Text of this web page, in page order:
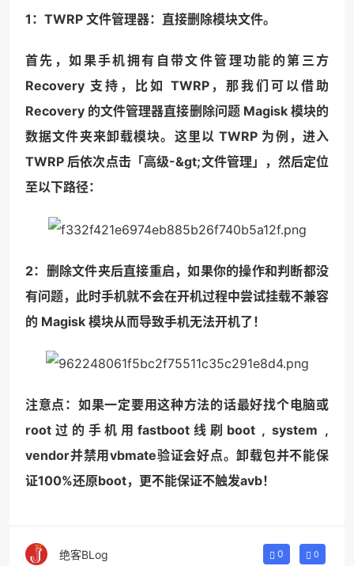
1：TWRP 文件管理器：直接删除模块文件。
首先，如果手机拥有自带文件管理功能的第三方
Recovery 支持，比如 TWRP，那我们可以借助
Recovery 的文件管理器直接删除问题 Magisk 模块的
数据文件夹来卸载模块。这里以 TWRP 为例，进入
TWRP 后依次点击「高级-&gt;文件管理」，然后定位
至以下路径：
2：删除文件夹后直接重启，如果你的操作和判断都没
有问题，此时手机就不会在开机过程中尝试挂载不兼容
的 Magisk 模块从而导致手机无法开机了！
注意点：如果一定要用这种方法的话最好找个电脑或
root过的手机用fastboot线刷boot , system ,
vendor并禁用vbmate验证会好点。卸载包并不能保
证100%还原boot，更不能保证不触发avb！
绝客BLog 0 0